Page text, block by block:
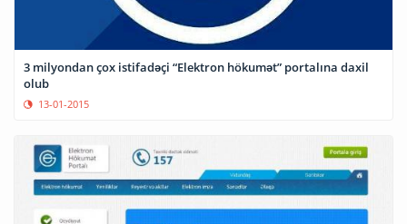
3 milyondan çox istifadəçi “Elektron hökumət” portalına daxil
olub
13-01-2015